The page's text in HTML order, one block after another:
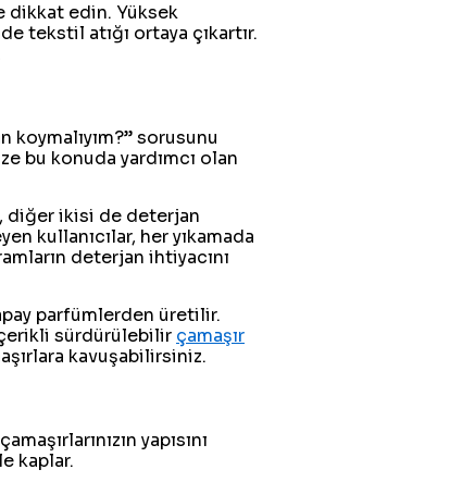
dikkat edin. Yüksek
tekstil atığı ortaya çıkartır.
sorusunu
bu konuda yardımcı olan
diğer ikisi de deterjan
kullanıcılar, her yıkamada
deterjan ihtiyacını
parfümlerden üretilir.
sürdürülebilir çamaşır
kavuşabilirsiniz.
yapısını
kaplar.